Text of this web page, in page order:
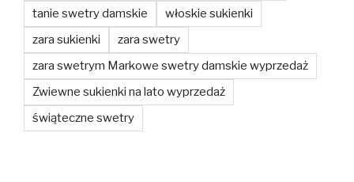
tanie swetry damskie
włoskie sukienki
zara sukienki
zara swetry
zara swetrym Markowe swetry damskie wyprzedaż
Zwiewne sukienki na lato wyprzedaż
świąteczne swetry